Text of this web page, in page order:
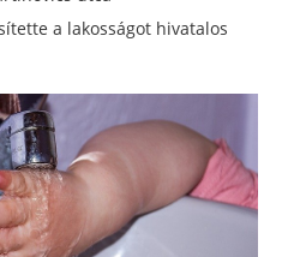
a lakosságot hivatalos